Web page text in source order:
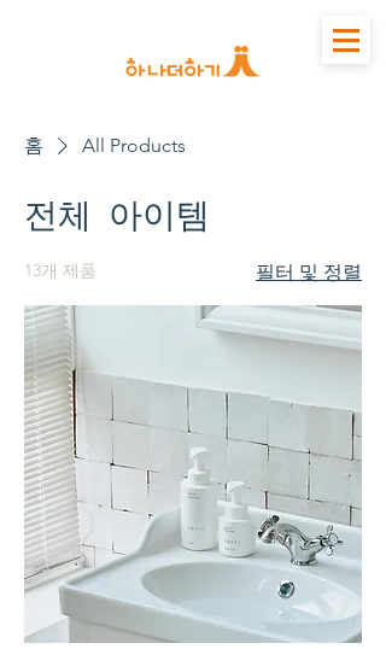
홈 All Products
전체 아이템
13개 제품 필터 및 정렬